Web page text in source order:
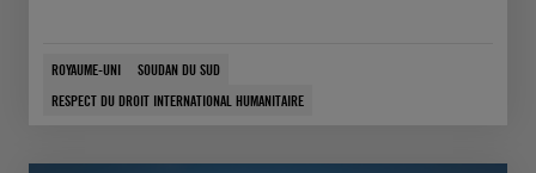
ROYAUME-UNI
SOUDAN DU SUD
RESPECT DU DROIT INTERNATIONAL HUMANITAIRE